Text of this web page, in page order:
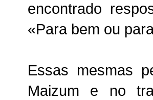
encontrado
«Para bem ou
Essas mesmas
Maizum e no